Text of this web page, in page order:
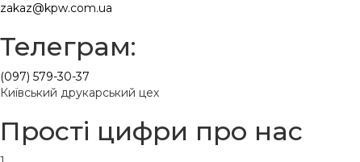
zakaz@kpw.com.ua
Телеграм:
(097) 579-30-37
Київський друкарський цех
Прості цифри про нас